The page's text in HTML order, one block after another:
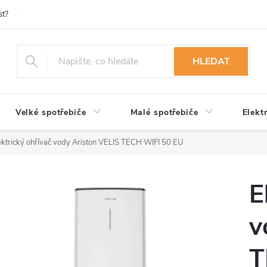
HLEDAT
Velké spotřebiče Malé spotřebiče
ohřívač vody Ariston VELIS TECH WIFI 50 EU